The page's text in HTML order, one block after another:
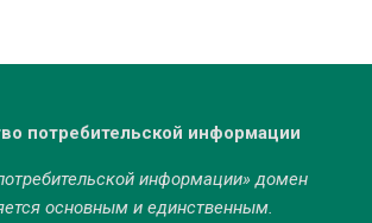
потребительской информации
информации» домен
основным и единственным.